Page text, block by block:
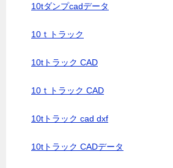
10tダンプcadデータ
10ｔトラック
10tトラック CAD
10ｔトラック CAD
10tトラック cad dxf
10tトラック CADデータ